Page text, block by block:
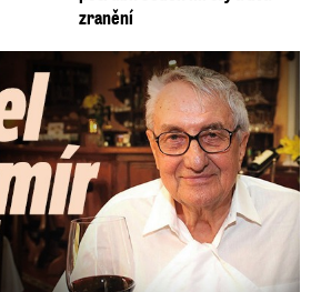
zranění
Autor lechtivých Playgirls